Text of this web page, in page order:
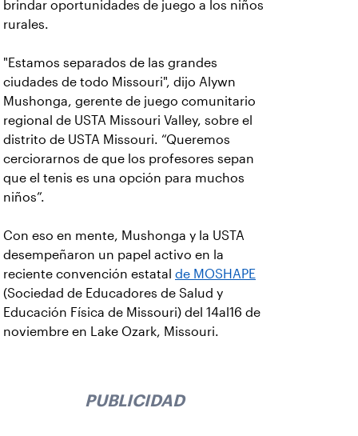
brindar oportunidades de juego a los niños
rurales.
"Estamos separados de las grandes
ciudades de todo Missouri", dijo Alywn
Mushonga, gerente de juego comunitario
regional de USTA Missouri Valley, sobre el
distrito de USTA Missouri. “Queremos
cerciorarnos de que los profesores sepan
que el tenis es una opción para muchos
niños”.
Con eso en mente, Mushonga y la USTA
desempeñaron un papel activo en la
reciente convención estatal de MOSHAPE
(Sociedad de Educadores de Salud y
Educación Física de Missouri) del 14al16 de
noviembre en Lake Ozark, Missouri.
PUBLICIDAD